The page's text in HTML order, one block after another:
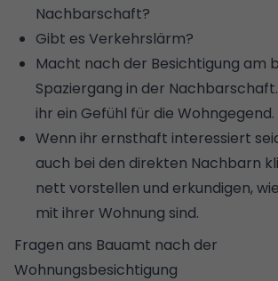
Nachbarschaft?
Gibt es Verkehrslärm?
Macht nach der Besichtigung am
Spaziergang in der
ihr ein Gefühl für die Wohngegend.
Wenn ihr ernsthaft interessiert
auch bei den direkten Nachbarn
nett vorstellen und erkundigen,
mit ihrer Wohnung sind.
Fragen ans Bauamt nach der
Wohnungsbesichtigung